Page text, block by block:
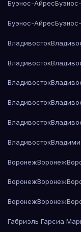
Буэнос-Айрес
Буэнос-Айрес
Владивосток
Владивосток
Владивосток
Владивосток
Владивосток
Владивосток
ВоронежВоронеж
ВоронежВоронеж
ВоронежВоронеж
Габриэль Гарсиа